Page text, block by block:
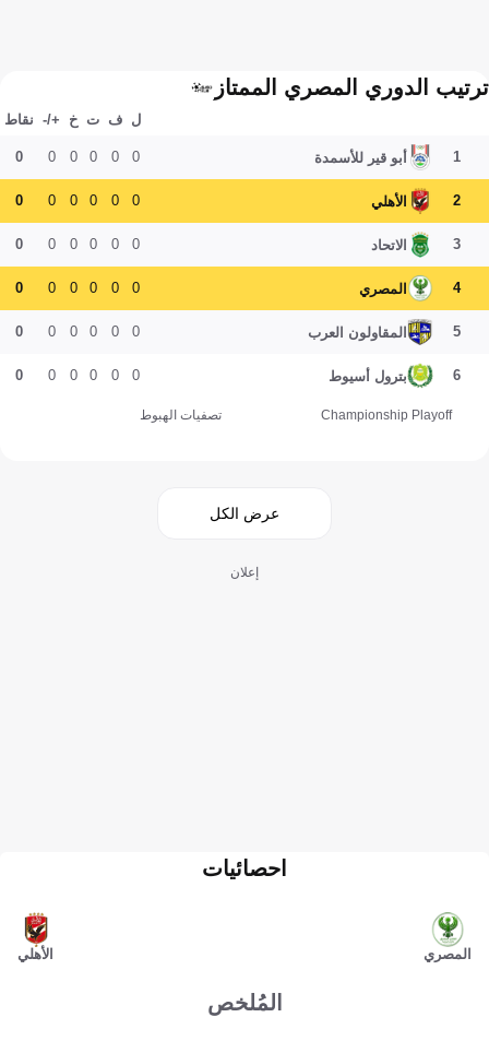
ترتيب الدوري المصري الممتاز
ل ف ت خ +/- نقاط
1 أبو قير للأسمدة 0
0
0
0
0
0
2 الأهلي 0
0
0
0
0
0
3 الاتحاد 0
0
0
0
0
0
4 المصري 0
0
0
0
0
0
5 المقاولون العرب 0
0
0
0
0
0
6 بترول أسيوط 0
0
0
0
0
0
Championship Playoff تصفيات الهبوط
عرض الكل
إعلان
المصري
احصائيات
الأهلي
المُلخص